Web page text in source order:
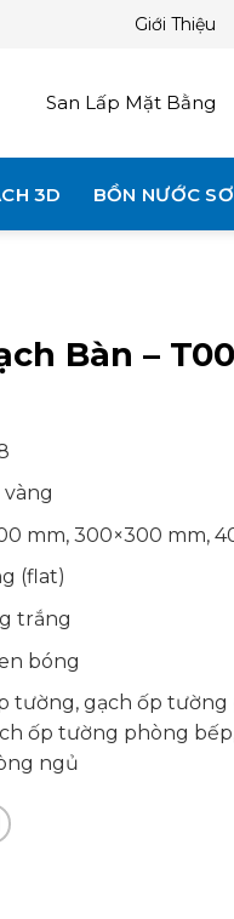
Giới Thiệu
San Lấp Mặt Bằng
3D BỒN NƯỚC
Bàn –
vàng
mm, 300×300 mm,
(flat)
trắng
bóng
tường, gạch ốp
ốp tường phòng
ngủ